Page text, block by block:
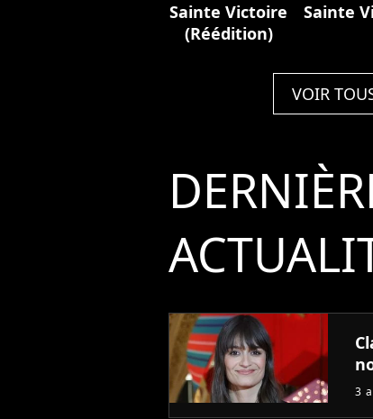
Sainte Victoire
(Réédition)
Sainte
VOIR
3